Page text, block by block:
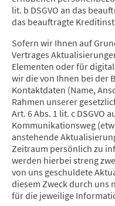
lit. b DSGVO an das
das beauftragte
Sofern wir Ihnen auf
Vertrages
Elementen oder für
wir die von Ihnen bei der
Kontaktdaten (Name,
Rahmen unserer
Art. 6 Abs. 1 lit. c DSGVO
Kommunikationsweg
anstehende
Zeitraum persönlich zu
werden hierbei streng
von uns geschuldete
diesem Zweck durch uns
für die jeweilige